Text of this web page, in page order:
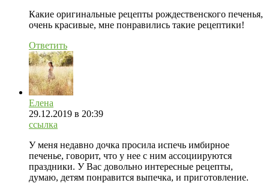
Какие оригинальные рецепты рождественского печенья,
очень красивые, мне понравились такие рецептики!
Ответить
Елена
29.12.2019 в 20:39
ссылка
У меня недавно дочка просила испечь имбирное
печенье, говорит, что у нее с ним ассоциируются
праздники. У Вас довольно интересные рецепты,
думаю, детям понравится выпечка, и приготовление.